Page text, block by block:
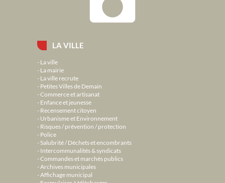
LA VILLE
La ville
La mairie
La ville recrute
Petites Villes de Demain
Commerce et artisanat
Enfance et jeunesse
Recensement citoyen
Urbanisme et Environnement
Risques / prévention / protection
Police
Salubrité / Déchets et encombrants
Intercommunalités & syndicats
Commandes et marchés publics
Archives municipales
Affichage municipal